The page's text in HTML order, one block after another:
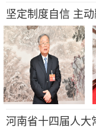
坚定制度自信 主
河南省十四届人大